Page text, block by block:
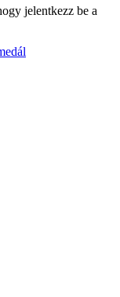
jelentkezz be a